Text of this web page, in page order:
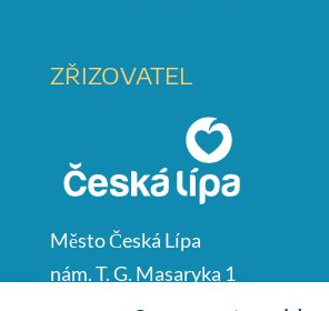
ZŘIZOVATEL
Město Česká Lípa
nám. T. G. Masaryka 1